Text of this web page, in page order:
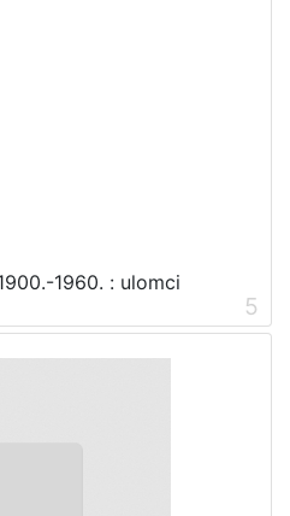
1960. : ulomci
5